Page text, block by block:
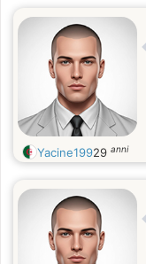
Yacine19929 anni